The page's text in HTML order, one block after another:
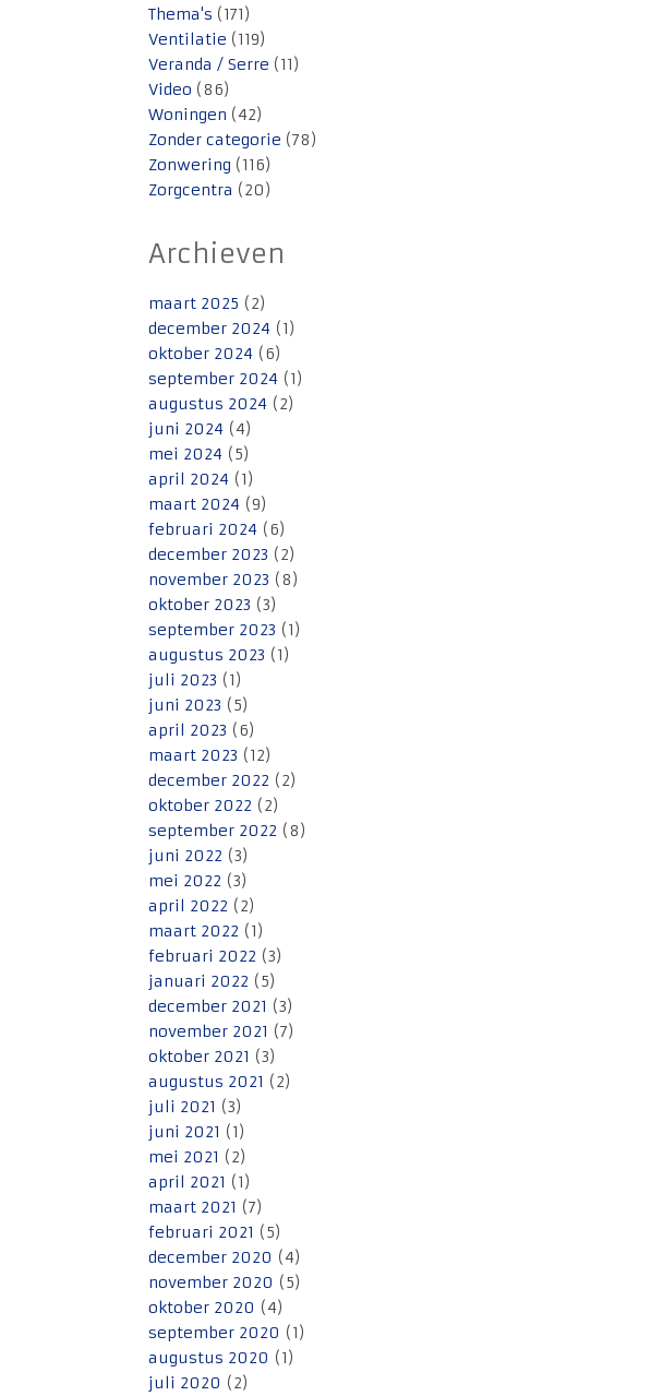
Thema's (171)
Ventilatie (119)
Veranda / Serre (11)
Video (86)
Woningen (42)
Zonder categorie (78)
Zonwering (116)
Zorgcentra (20)
Archieven
maart 2025 (2)
december 2024 (1)
oktober 2024 (6)
september 2024 (1)
augustus 2024 (2)
juni 2024 (4)
mei 2024 (5)
april 2024 (1)
maart 2024 (9)
februari 2024 (6)
december 2023 (2)
november 2023 (8)
oktober 2023 (3)
september 2023 (1)
augustus 2023 (1)
juli 2023 (1)
juni 2023 (5)
april 2023 (6)
maart 2023 (12)
december 2022 (2)
oktober 2022 (2)
september 2022 (8)
juni 2022 (3)
mei 2022 (3)
april 2022 (2)
maart 2022 (1)
februari 2022 (3)
januari 2022 (5)
december 2021 (3)
november 2021 (7)
oktober 2021 (3)
augustus 2021 (2)
juli 2021 (3)
juni 2021 (1)
mei 2021 (2)
april 2021 (1)
maart 2021 (7)
februari 2021 (5)
december 2020 (4)
november 2020 (5)
oktober 2020 (4)
september 2020 (1)
augustus 2020 (1)
juli 2020 (2)